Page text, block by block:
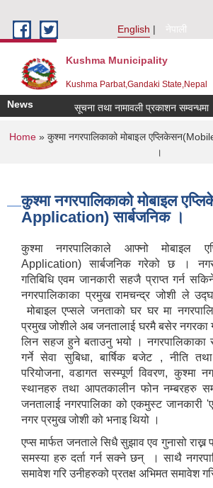
English
नेपाली
Kushma Municipality
Kushma Parbat,Gandaki State,Nepal
News सूचना तथा नामावली प्रकाशन सम्वन्धमा
You are here
Home» कुश्मा नगरपालिकाको मोबाइल
।
कुश्मा नगरपालिकाको मोबाइल
Application) सार्बजनिक ।
कुश्मा नगरपालिकाले आफ्नो मोबाइल
Application) सार्बजनिक गरेको छ ।
गतिबिधि एवम जानकारी सहजै प्राप्त गर्न
नगरपालिकाका प्रमुख रामचन्द्र जोशी ले
मोबाइल एप्सले जनताको घर घर मा
प्रमुख जोशीले अब जनतालाई घरमै बसेर नगरका
लिन सहज हुने बताउनु भयो । नगरपालिकाका
गर्ने सेवा सुबिधा, बार्षिक बजेट , नीति
परियोजना, वडागत सस्म्पूर्ण विवरण, कुश्मा
स्थानहरु तथा आपतकालीन फोन नम्बरहरु
जनतालाई नगरपालिका को एकमुस्ट जानकारी
नगर प्रमुख जोशी को भनाइ थियो ।
एप्स मार्फत जनताले सिधै सुझाव एव गुनासो राख्न
समस्या हरु दर्ता गर्न सक्ने छन् । साथै
समावेश गरि उनीहरुको प्रतक्ष अभिमत समावेश